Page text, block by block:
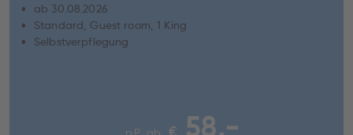
ab 30.08.2026
Standard, Guest room, 1 King
Selbstverpflegung
58,-